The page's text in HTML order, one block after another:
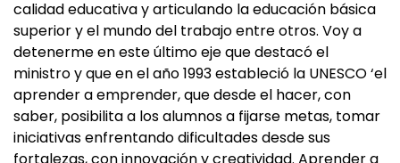
calidad educativa y articulando la educación básica
superior y el mundo del trabajo entre otros. Voy a
detenerme en este último eje que destacó el
ministro y que en el año 1993 estableció la UNESCO ‘el
aprender a emprender, que desde el hacer, con
saber, posibilita a los alumnos a fijarse metas, tomar
iniciativas enfrentando dificultades desde sus